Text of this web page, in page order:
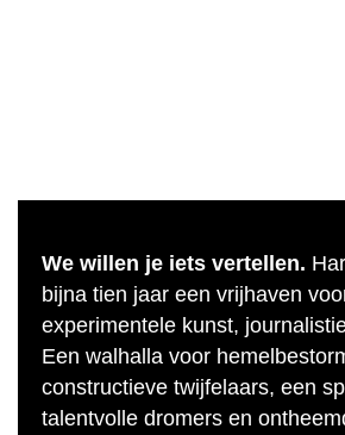
We willen je iets vertellen.
bijna tien jaar een vrijhaven
experimentele kunst,
Een walhalla voor
constructieve twijfelaars, een
talentvolle dromers en